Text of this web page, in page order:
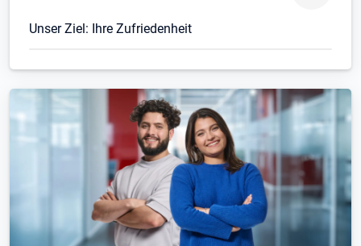
Unser Ziel: Ihre Zufriedenheit